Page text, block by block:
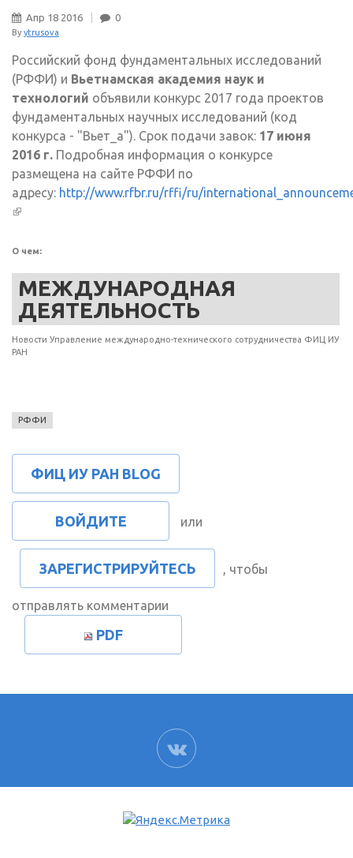
Апр 18 2016 0
By ytrusova
Российский фонд фундаментальных исследований
(РФФИ) и Вьетнамская академия наук и
технологий объявили конкурс 2017 года проектов
фундаментальных научных исследований (код
конкурса - "Вьет_а"). Срок подачи завок: 17 июня
2016 г. Подробная информация о конкурсе
размещена на сайте РФФИ по
адресу: http://www.rfbr.ru/rffi/ru/
(внешняя ссылка)
О чем:
МЕЖДУНАРОДНАЯ
ДЕЯТЕЛЬНОСТЬ
Новости Управление международно-технического сотрудничества ФИЦ ИУ
РАН
РФФИ
ФИЦ ИУ РАН BLOG
ВОЙДИТЕ или
ЗАРЕГИСТРИРУЙТЕСЬ , чтобы
отправлять комментарии
PDF
ВК